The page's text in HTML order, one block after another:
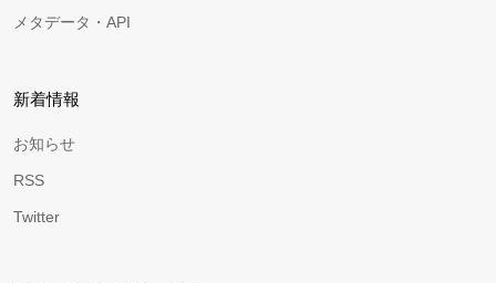
メタデータ・API
新着情報
お知らせ
RSS
Twitter